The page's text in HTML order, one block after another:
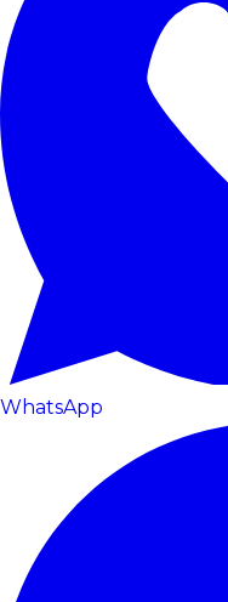
WhatsApp